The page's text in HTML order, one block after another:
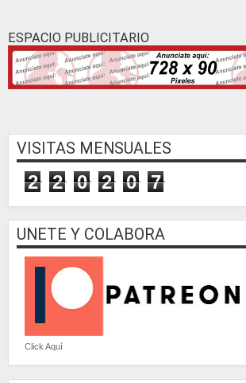
ESPACIO PUBLICITARIO
VISITAS MENSUALES
2 2 0 2 0 7
UNETE Y COLABORA
Click Aquí